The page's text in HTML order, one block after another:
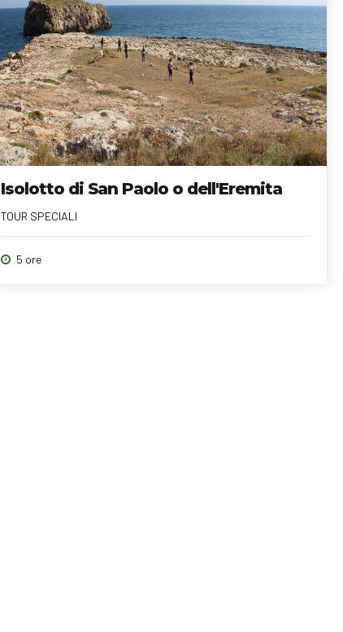
Isolotto di San Paolo o dell'Eremita
TOUR SPECIALI
5 ore